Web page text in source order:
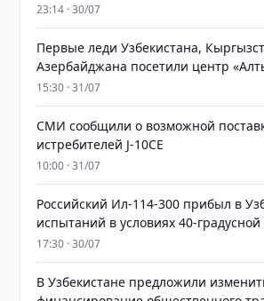
23:14 · 30/07
Первые леди Узбекистана,
Азербайджана посетили центр
15:30 · 31/07
СМИ сообщили о возможной
истребителей J-10CE
10:00 · 31/07
Российский Ил-114-300 прибыл в
испытаний в условиях 40-
17:30 · 30/07
В Узбекистане предложили